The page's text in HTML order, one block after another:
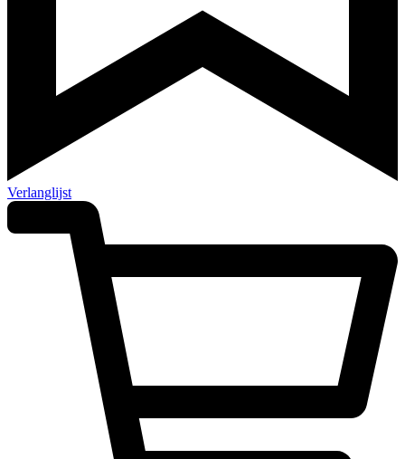
Verlanglijst